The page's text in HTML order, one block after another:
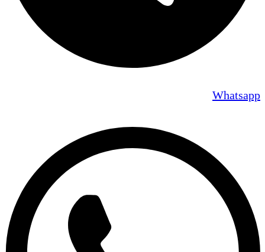
Whatsapp